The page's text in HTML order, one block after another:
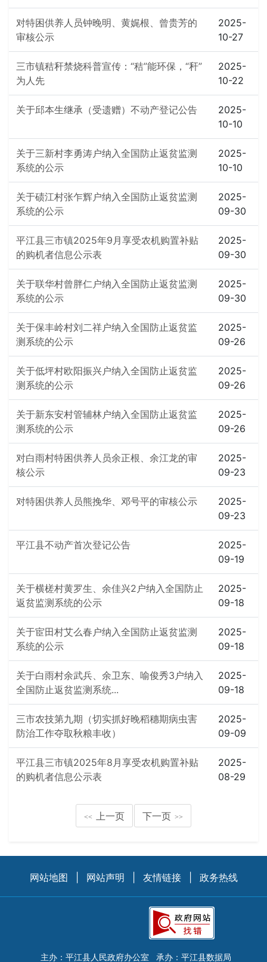
对特困供养人员钟晚明、黄娓根、曾贵芳的
审核公示
2025-
10-27
三市镇秸秆禁烧科普宣传：“秸”能环保，“秆”
为人先
2025-
10-22
关于邱本生继承（受遗赠）不动产登记公告
2025-
10-10
关于三新村李勇涛户纳入全国防止返贫监测
系统的公示
2025-
10-10
关于碛江村张乍辉户纳入全国防止返贫监测
系统的公示
2025-
09-30
平江县三市镇2025年9月享受农机购置补贴
的购机者信息公示表
2025-
09-30
关于联华村曾胖仁户纳入全国防止返贫监测
系统的公示
2025-
09-30
关于保丰岭村刘二祥户纳入全国防止返贫监
测系统的公示
2025-
09-26
关于低坪村欧阳振兴户纳入全国防止返贫监
测系统的公示
2025-
09-26
关于新东安村管辅林户纳入全国防止返贫监
测系统的公示
2025-
09-26
对白雨村特困供养人员余正根、余江龙的审
核公示
2025-
09-23
对特困供养人员熊挽华、邓号平的审核公示
2025-
09-23
平江县不动产首次登记公告
2025-
09-19
关于横槎村黄罗生、余佳兴2户纳入全国防止
返贫监测系统的公示
2025-
09-18
关于宦田村艾么春户纳入全国防止返贫监测
系统的公示
2025-
09-18
关于白雨村余武兵、余卫东、喻俊秀3户纳入
全国防止返贫监测系统...
2025-
09-18
三市农技第九期（切实抓好晚稻穗期病虫害
防治工作夺取秋粮丰收）
2025-
09-09
平江县三市镇2025年8月享受农机购置补贴
的购机者信息公示表
2025-
08-29
<< 上一页 下一页 >>
网站地图 网站声明 友情链接 政务热线
主办：平江县人民政府办公室 承办：平江县数据局